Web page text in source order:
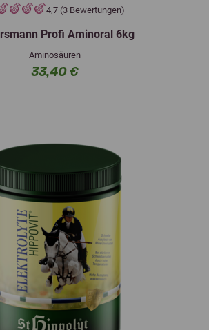
4,7 (3 Bewertungen)
Profi Aminoral 6kg
Aminosäuren
33,40 €